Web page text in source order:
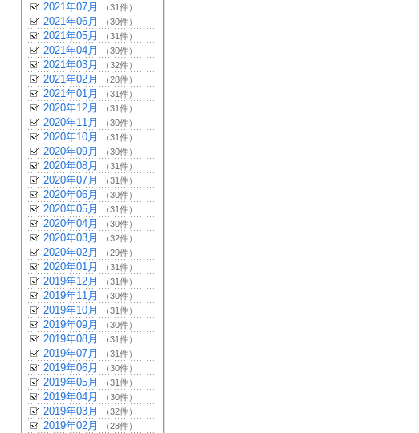
2021年07月 （31件）
2021年06月 （30件）
2021年05月 （31件）
2021年04月 （30件）
2021年03月 （32件）
2021年02月 （28件）
2021年01月 （31件）
2020年12月 （31件）
2020年11月 （30件）
2020年10月 （31件）
2020年09月 （30件）
2020年08月 （31件）
2020年07月 （31件）
2020年06月 （30件）
2020年05月 （31件）
2020年04月 （30件）
2020年03月 （32件）
2020年02月 （29件）
2020年01月 （31件）
2019年12月 （31件）
2019年11月 （30件）
2019年10月 （31件）
2019年09月 （30件）
2019年08月 （31件）
2019年07月 （31件）
2019年06月 （30件）
2019年05月 （31件）
2019年04月 （30件）
2019年03月 （32件）
2019年02月 （28件）